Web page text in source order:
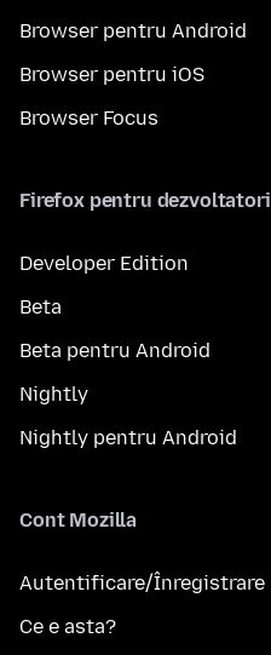
Browser pentru Android
Browser pentru iOS
Browser Focus
Firefox pentru dezvoltatori
Developer Edition
Beta
Beta pentru Android
Nightly
Nightly pentru Android
Cont Mozilla
Autentificare/Înregistrare
Ce e asta?